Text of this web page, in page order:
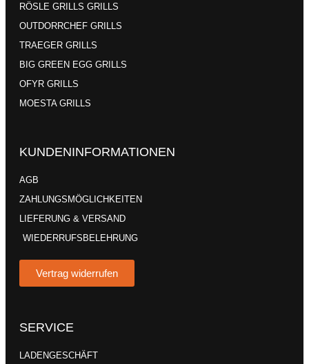
RÖSLE GRILLS GRILLS
OUTDORRCHEF GRILLS
TRAEGER GRILLS
BIG GREEN EGG GRILLS
OFYR GRILLS
MOESTA GRILLS
KUNDENINFORMATIONEN
AGB
ZAHLUNGSMÖGLICHKEITEN
LIEFERUNG & VERSAND
WIEDERRUFSBELEHRUNG
Vertrag widerrufen
SERVICE
LADENGESCHÄFT